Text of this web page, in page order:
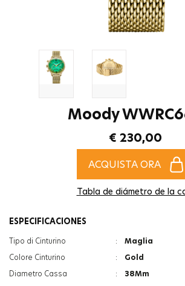
Moody
€ 230,00
ACQUISTA ORA
Tabla de diámetro de la
ESPECIFICACIONES
Tipo di Cinturino :
Maglia
Colore Cinturino
:
Gold
Diametro Cassa
:
38Mm